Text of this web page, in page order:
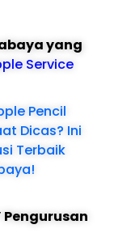
yang
Service
Pencil
Dicas? Ini
Terbaik
Pengurusan